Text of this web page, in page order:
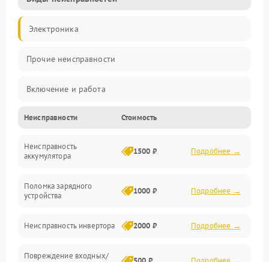
Электроника
Прочие неисправности
Включение и работа
Работа с нагрузкой
Звук и индикация
Неисправности Стоимость
Неисправность
аккумулятора
1500 ₽ Подробнее →
Поломка зарядного
устройства
1000 ₽ Подробнее →
Неисправность инвертора 2000 ₽ Подробнее →
Повреждение входных/